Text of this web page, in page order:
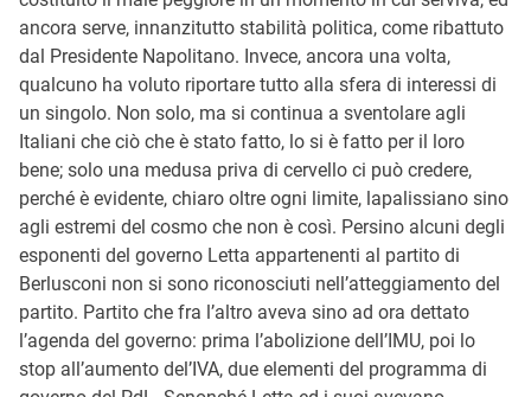
ancora serve, innanzitutto stabilità politica, come ribattuto
dal Presidente Napolitano. Invece, ancora una volta,
qualcuno ha voluto riportare tutto alla sfera di interessi di
un singolo. Non solo, ma si continua a sventolare agli
Italiani che ciò che è stato fatto, lo si è fatto per il loro
bene; solo una medusa priva di cervello ci può credere,
perché è evidente, chiaro oltre ogni limite, lapalissiano sino
agli estremi del cosmo che non è così. Persino alcuni degli
esponenti del governo Letta appartenenti al partito di
Berlusconi non si sono riconosciuti nell’atteggiamento del
partito. Partito che fra l’altro aveva sino ad ora dettato
l’agenda del governo: prima l’abolizione dell’IMU, poi lo
stop all’aumento del’IVA, due elementi del programma di